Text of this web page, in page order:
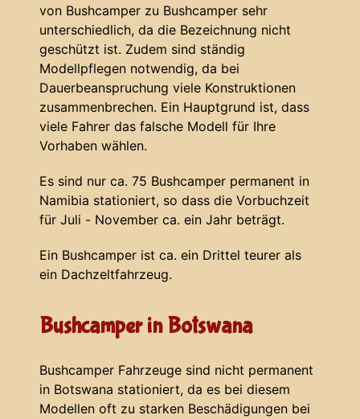
von Bushcamper zu Bushcamper sehr
unterschiedlich, da die Bezeichnung nicht
geschützt ist. Zudem sind ständig
Modellpflegen notwendig, da bei
Dauerbeanspruchung viele Konstruktionen
zusammenbrechen. Ein Hauptgrund ist, dass
viele Fahrer das falsche Modell für Ihre
Vorhaben wählen.
Es sind nur ca. 75 Bushcamper permanent in
Namibia stationiert, so dass die Vorbuchzeit
für Juli - November ca. ein Jahr beträgt.
Ein Bushcamper ist ca. ein Drittel teurer als
ein Dachzeltfahrzeug.
Bushcamper in Botswana
Bushcamper Fahrzeuge sind nicht permanent
in Botswana stationiert, da es bei diesem
Modellen oft zu starken Beschädigungen bei